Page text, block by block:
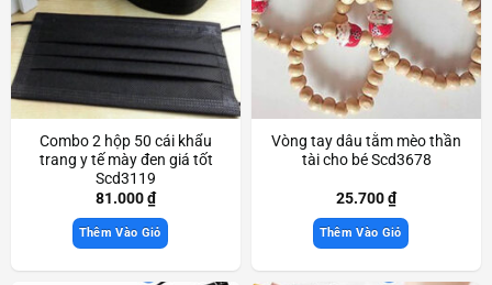
Combo 2 hộp 50 cái khẩu
trang y tế mày đen giá tốt
Scd3119
81.000₫
Thêm Vào Giỏ
Vòng tay dâu tằm mèo thần
tài cho bé Scd3678
25.700₫
Thêm Vào Giỏ